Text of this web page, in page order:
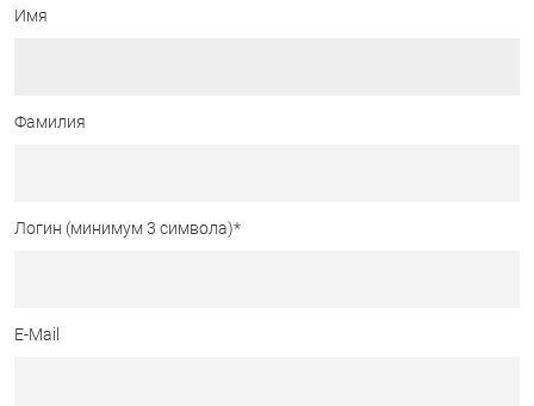
Имя
Фамилия
Логин (минимум 3 символа)*
E-Mail